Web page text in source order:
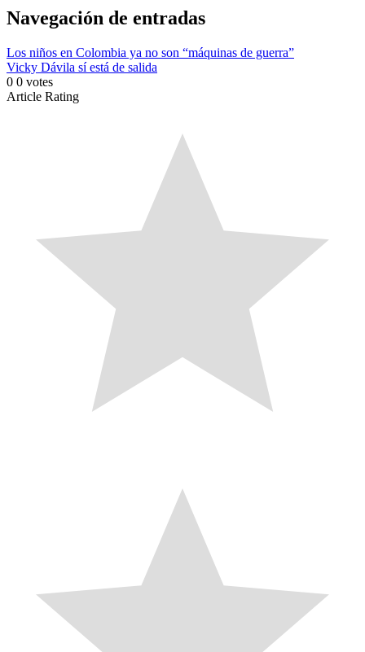
Navegación de entradas
Los niños en Colombia ya no son “máquinas de guerra”
Vicky Dávila sí está de salida
0 0 votes
Article Rating